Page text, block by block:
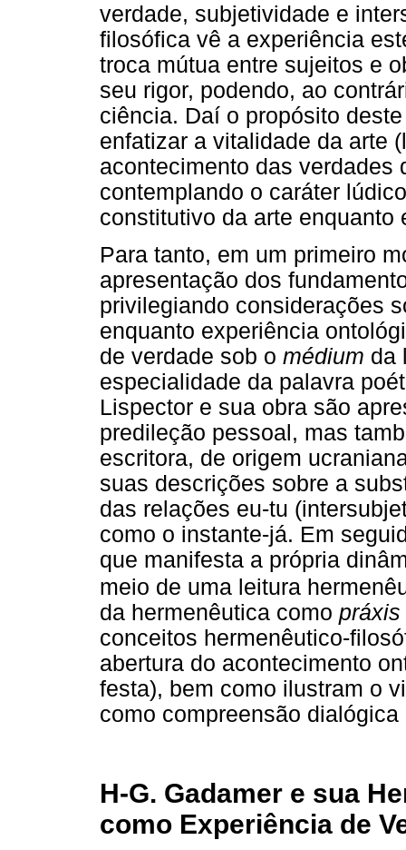
verdade, subjetividade e
filosófica vê a experiência
troca mútua entre sujeitos e
seu rigor, podendo, ao
ciência. Daí o propósito
enfatizar a vitalidade da arte
acontecimento das verdades
contemplando o caráter
constitutivo da arte enquanto
Para tanto, em um primeiro
apresentação dos
privilegiando considerações
enquanto experiência
de verdade sob o médium da
especialidade da palavra
Lispector e sua obra são
predileção pessoal, mas
escritora, de origem
suas descrições sobre a
das relações eu-tu
como o instante-já. Em
que manifesta a própria
meio de uma leitura
da hermenêutica como práxis
conceitos hermenêutico-
abertura do acontecimento
festa), bem como ilustram o
como compreensão dialógica
H-G. Gadamer e sua
como Experiência de